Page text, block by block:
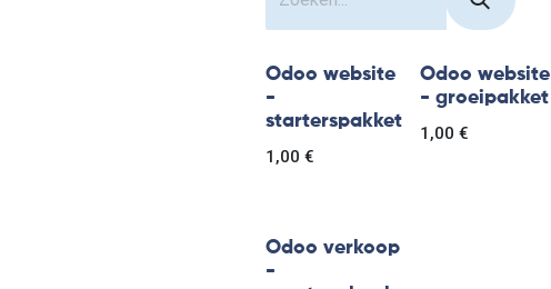
Odoo website
-
starterspakket
1,00 €
Odoo website
- groeipakket
1,00 €
Odoo verkoop
-